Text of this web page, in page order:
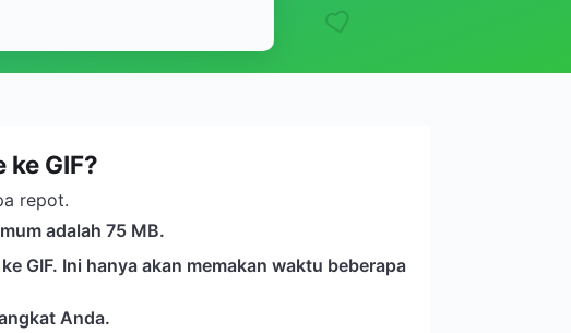
GIF?
repot.
adalah 75 MB.
GIF. Ini hanya akan memakan waktu beberapa
Anda.